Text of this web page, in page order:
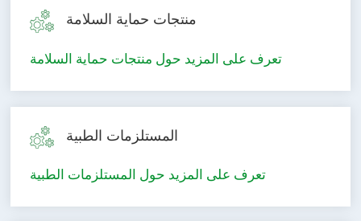
منتجات حماية السلامة
تعرف على المزيد حول منتجات حماية السلامة
المستلزمات الطبية
تعرف على المزيد حول المستلزمات الطبية